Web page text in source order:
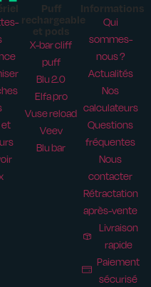
et
Puff
rechargeable
et pods
X-bar cliff
puff
Blu 2.0
Elfa pro
Vuse reload
Veev
Blu bar
Informations
Qui
sommes-
nous ?
Actualités
Nos
calculateurs
Questions
fréquentes
Nous
contacter
Rétractation
après-vente
Livraison
rapide
Paiement
sécurisé